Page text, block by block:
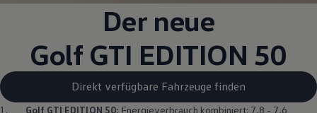
Der neue
Golf GTI EDITION 50
Direkt verfügbare Fahrzeuge finden
1. Golf GTI EDITION 50: Energieverbrauch kombiniert: 7,8 - 7,6